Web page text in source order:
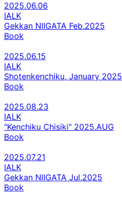
2025.06.06
IALK
Gekkan NIIGATA Feb.2025
Book
2025.06.15
IALK
Shotenkenchiku, January 2025
Book
2025.08.23
IALK
"Kenchiku Chisiki" 2025.AUG
Book
2025.07.21
IALK
Gekkan NIIGATA Jul.2025
Book